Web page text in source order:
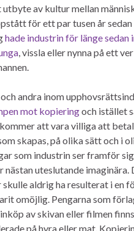
av kultur mellan
för ett par tusen år
hade industrin för länge
, vissla eller nynna på ett
andra inom
mot kopieringoch istället
att vara villiga att
skapas, på olika sätt och i
som industrin ser framför
uteslutande imaginära.
aldrig ha resulterat i en
omöjlig. Pengarna som
av skivan eller filmen
på hyra eller mat.